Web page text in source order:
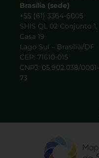
Brasília (sede)
+55 (61) 3364-6005
SHIS QL 02 Conjunto 1,
Casa 19
Lago Sul – Brasília/DF
CEP: 71610-015
CNPJ: 05.902.038/0001-
73